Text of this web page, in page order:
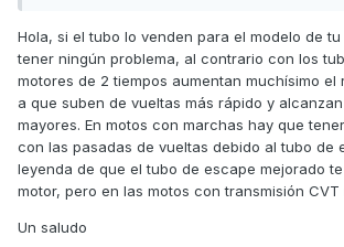
Hola, si el tubo lo venden para el modelo de
tener ningún problema, al contrario con los
motores de 2 tiempos aumentan muchísimo el
a que suben de vueltas más rápido y
mayores. En motos con marchas hay que
con las pasadas de vueltas debido al tubo de
leyenda de que el tubo de escape mejorado
motor, pero en las motos con transmisión
Un saludo